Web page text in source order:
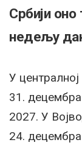
Србији
недељу
У
31. децембра
2027. У
24. децембра